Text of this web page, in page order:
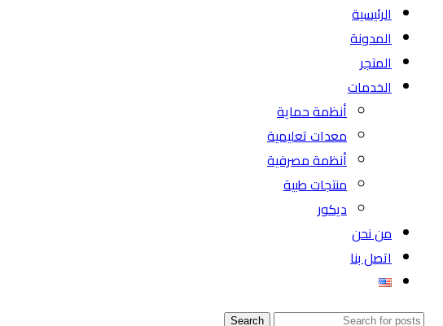
الرئيسية
المدونة
المتجر
الخدمات
أنظمة حماية
معدات تعليمية
أنظمة مصرفية
منتجات طبية
ديكور
من نحن
اتصل بنا
Search